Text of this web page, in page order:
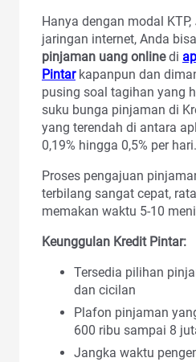
Hanya dengan modal KTP,
jaringan internet, Anda
pinjaman uang onlinedi
Pintarkapanpun dan
pusing soal tagihan yang
suku bunga pinjaman di
yang terendah di antara
0,19% hingga 0,5% per hari.
Proses pengajuan
terbilang sangat cepat,
memakan waktu 5-10
Keunggulan Kredit Pintar:
Tersedia pilihan
dan cicilan
Plafon pinjaman
600 ribu sampai 8
Jangka waktu